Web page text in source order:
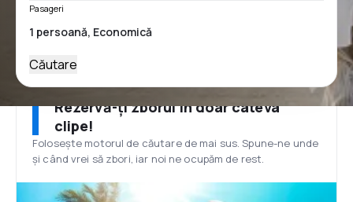
Pasageri
Căutare
Rezervă-ți zborul în doar câteva
clipe!
Folosește motorul de căutare de mai sus. Spune-ne unde
și când vrei să zbori, iar noi ne ocupăm de rest.